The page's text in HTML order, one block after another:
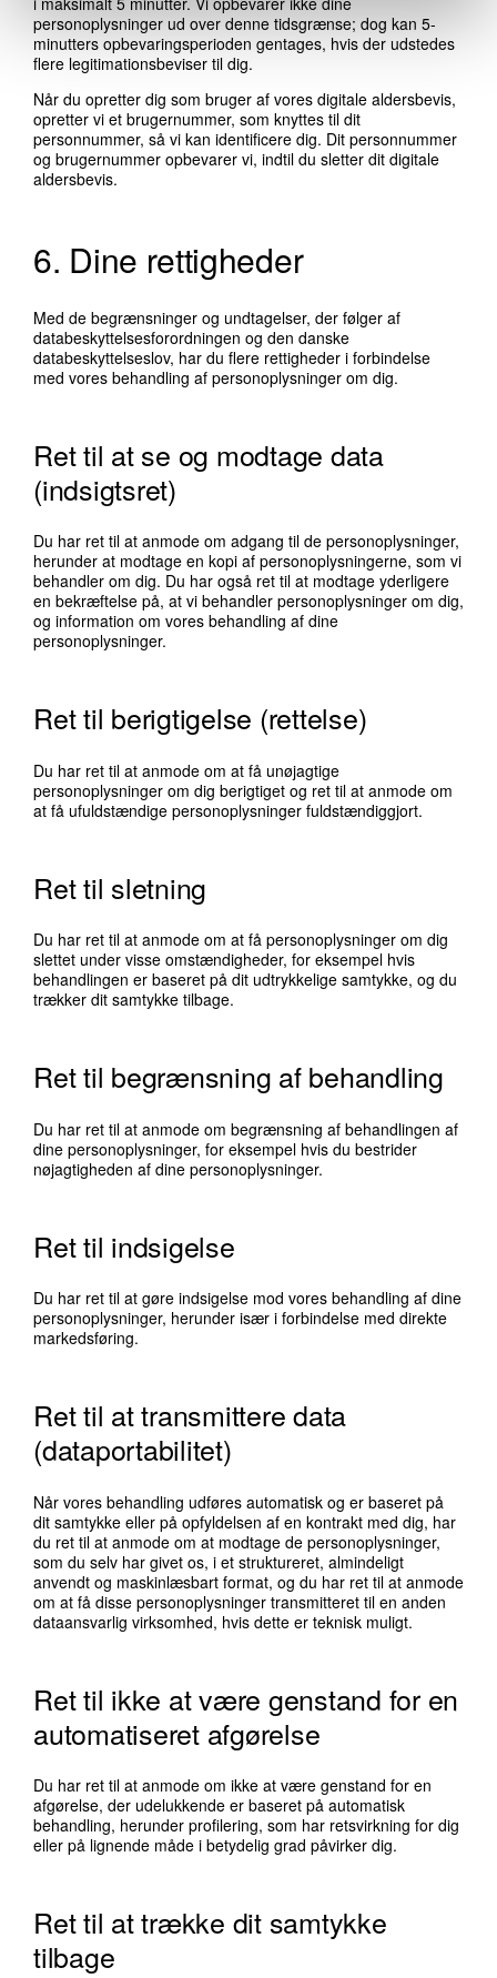
personoplysninger ud over denne tidsgrænse; dog kan 5-
minutters opbevaringsperioden gentages, hvis der udstedes
flere legitimationsbeviser til dig.
Når du opretter dig som bruger af vores digitale aldersbevis,
opretter vi et brugernummer, som knyttes til dit
personnummer, så vi kan identificere dig. Dit personnummer
og brugernummer opbevarer vi, indtil du sletter dit digitale
aldersbevis.
6. Dine rettigheder
Med de begrænsninger og undtagelser, der følger af
databeskyttelsesforordningen og den danske
databeskyttelseslov, har du flere rettigheder i forbindelse
med vores behandling af personoplysninger om dig.
Ret til at se og modtage data
(indsigtsret)
Du har ret til at anmode om adgang til de personoplysninger,
herunder at modtage en kopi af personoplysningerne, som vi
behandler om dig. Du har også ret til at modtage yderligere
en bekræftelse på, at vi behandler personoplysninger om dig,
og information om vores behandling af dine
personoplysninger.
Ret til berigtigelse (rettelse)
Du har ret til at anmode om at få unøjagtige
personoplysninger om dig berigtiget og ret til at anmode om
at få ufuldstændige personoplysninger fuldstændiggjort.
Ret til sletning
Du har ret til at anmode om at få personoplysninger om dig
slettet under visse omstændigheder, for eksempel hvis
behandlingen er baseret på dit udtrykkelige samtykke, og du
trækker dit samtykke tilbage.
Ret til begrænsning af behandling
Du har ret til at anmode om begrænsning af behandlingen af
dine personoplysninger, for eksempel hvis du bestrider
nøjagtigheden af dine personoplysninger.
Ret til indsigelse
Du har ret til at gøre indsigelse mod vores behandling af dine
personoplysninger, herunder især i forbindelse med direkte
markedsføring.
Ret til at transmittere data
(dataportabilitet)
Når vores behandling udføres automatisk og er baseret på
dit samtykke eller på opfyldelsen af en kontrakt med dig, har
du ret til at anmode om at modtage de personoplysninger,
som du selv har givet os, i et struktureret, almindeligt
anvendt og maskinlæsbart format, og du har ret til at anmode
om at få disse personoplysninger transmitteret til en anden
dataansvarlig virksomhed, hvis dette er teknisk muligt.
Ret til ikke at være genstand for en
automatiseret afgørelse
Du har ret til at anmode om ikke at være genstand for en
afgørelse, der udelukkende er baseret på automatisk
behandling, herunder profilering, som har retsvirkning for dig
eller på lignende måde i betydelig grad påvirker dig.
Ret til at trække dit samtykke
tilbage